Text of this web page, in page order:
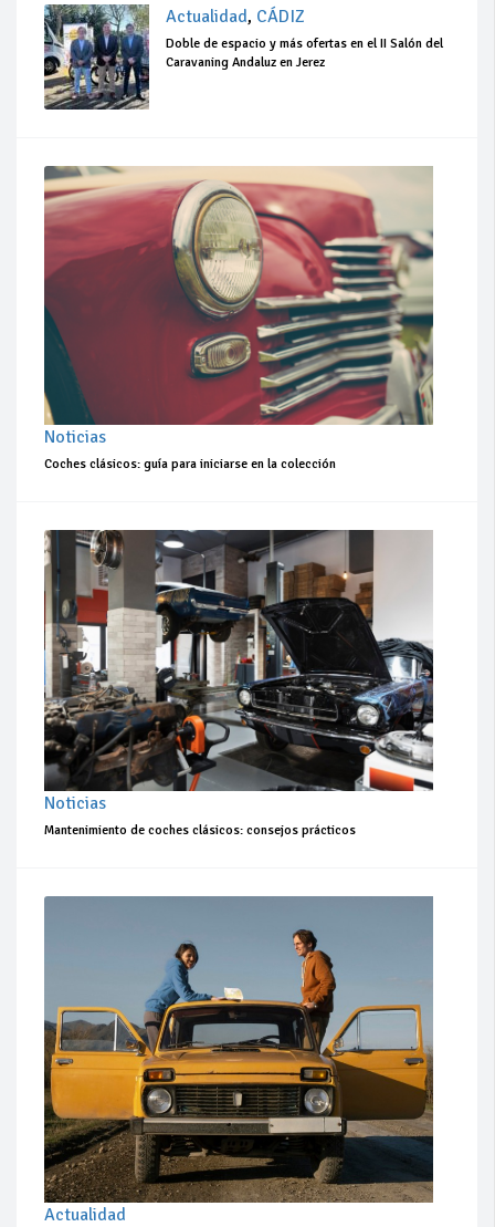
Actualidad, CÁDIZ
Doble de espacio y más ofertas en el II Salón del
Caravaning Andaluz en Jerez
Noticias
Coches clásicos: guía para iniciarse en la colección
Noticias
Mantenimiento de coches clásicos: consejos prácticos
Actualidad